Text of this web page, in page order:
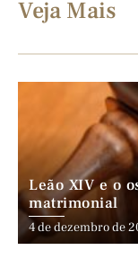
Veja Mais
Leão XIV e o
matrimonial
4 de dezembro de